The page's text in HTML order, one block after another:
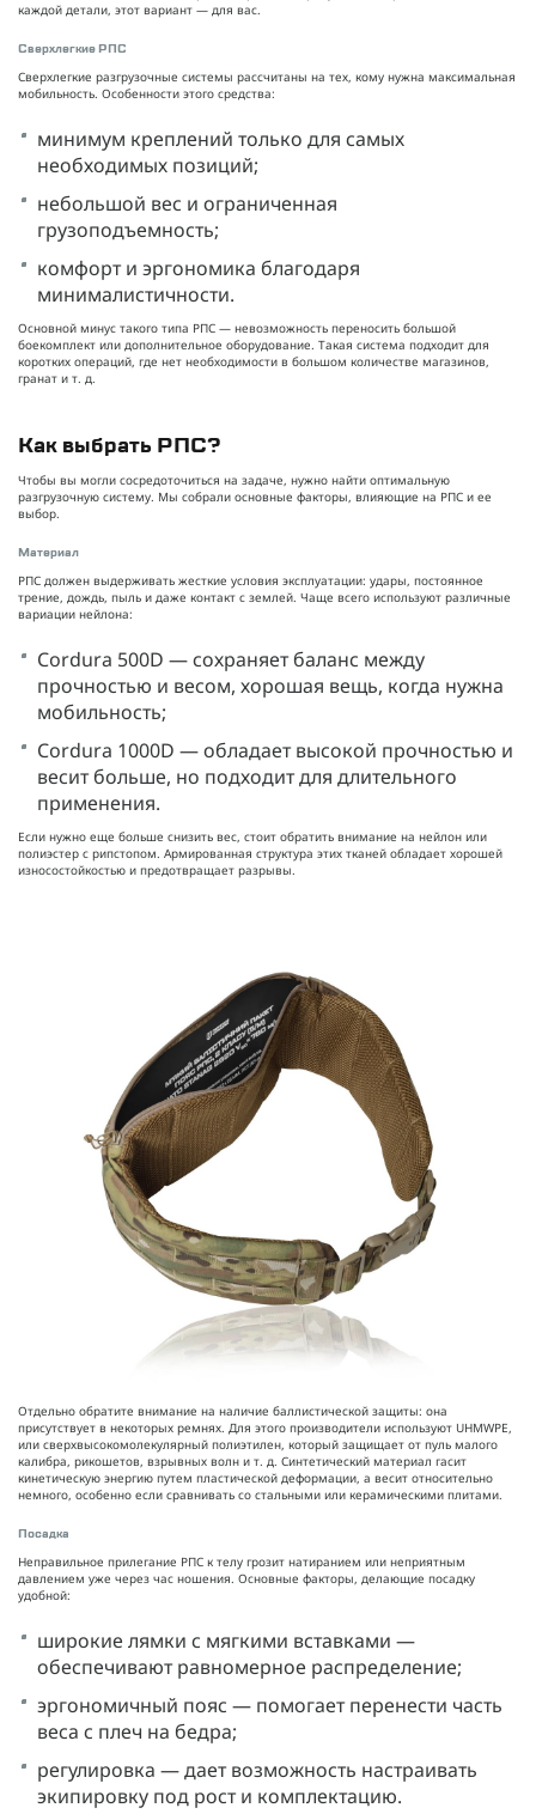
каждой детали, этот вариант — для вас.
Сверхлегкие РПС
Сверхлегкие разгрузочные системы рассчитаны на тех, кому нужна максимальная
мобильность. Особенности этого средства:
минимум креплений только для самых
необходимых позиций;
небольшой вес и ограниченная
грузоподъемность;
комфорт и эргономика благодаря
минималистичности.
Основной минус такого типа РПС — невозможность переносить большой
боекомплект или дополнительное оборудование. Такая система подходит для
коротких операций, где нет необходимости в большом количестве магазинов,
гранат и т. д.
Как выбрать РПС?
Чтобы вы могли сосредоточиться на задаче, нужно найти оптимальную
разгрузочную систему. Мы собрали основные факторы, влияющие на РПС и ее
выбор.
Материал
РПС должен выдерживать жесткие условия эксплуатации: удары, постоянное
трение, дождь, пыль и даже контакт с землей. Чаще всего используют различные
вариации нейлона:
Cordura 500D — сохраняет баланс между
прочностью и весом, хорошая вещь, когда нужна
мобильность;
Cordura 1000D — обладает высокой прочностью и
весит больше, но подходит для длительного
применения.
Если нужно еще больше снизить вес, стоит обратить внимание на нейлон или
полиэстер с рипстопом. Армированная структура этих тканей обладает хорошей
износостойкостью и предотвращает разрывы.
Отдельно обратите внимание на наличие баллистической защиты: она
присутствует в некоторых ремнях. Для этого производители используют UHMWPE,
или сверхвысокомолекулярный полиэтилен, который защищает от пуль малого
калибра, рикошетов, взрывных волн и т. д. Синтетический материал гасит
кинетическую энергию путем пластической деформации, а весит относительно
немного, особенно если сравнивать со стальными или керамическими плитами.
Посадка
Неправильное прилегание РПС к телу грозит натиранием или неприятным
давлением уже через час ношения. Основные факторы, делающие посадку
удобной:
широкие лямки с мягкими вставками —
обеспечивают равномерное распределение;
эргономичный пояс — помогает перенести часть
веса с плеч на бедра;
регулировка — дает возможность настраивать
экипировку под рост и комплектацию.